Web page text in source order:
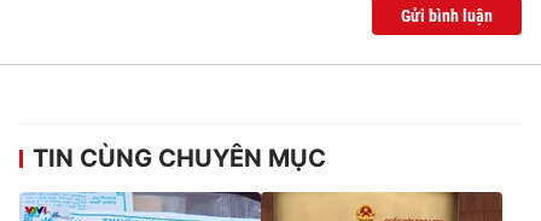
thông tin từ website này.
Gửi bình luận
TIN CÙNG CHUYÊN MỤC